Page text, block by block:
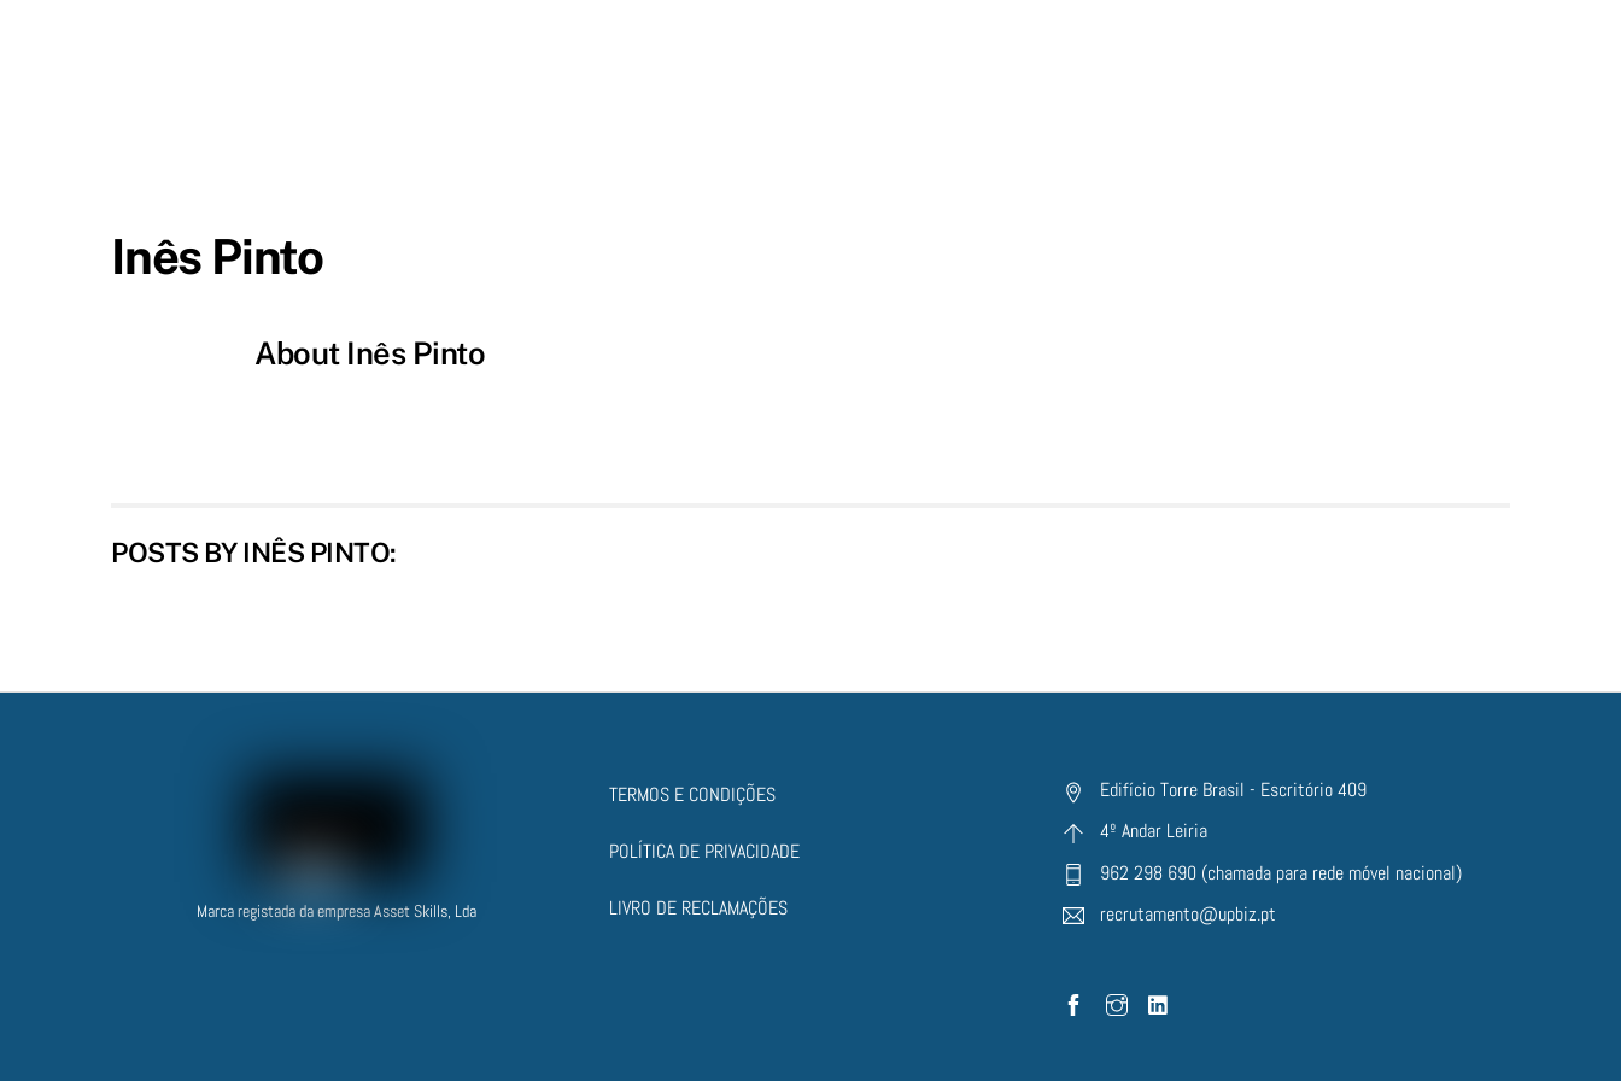
Inês Pinto
About Inês Pinto
POSTS BY INÊS PINTO:
Marca registada da empresa Asset Skills, Lda
TERMOS E CONDIÇÕES
POLÍTICA DE PRIVACIDADE
LIVRO DE RECLAMAÇÕES
Edifício Torre Brasil - Escritório 409
4º Andar Leiria
962 298 690 (chamada para rede móvel nacional)
recrutamento@upbiz.pt